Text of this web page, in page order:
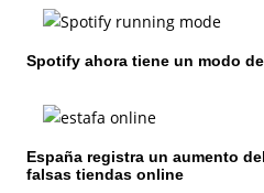
e
n
t
Spotify ahora tiene un modo
España registra un aumento
falsas tiendas online